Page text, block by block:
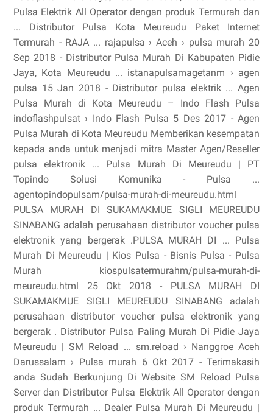
Pulsa Elektrik All Operator dengan produk Termurah dan
... Distributor Pulsa Kota Meureudu Paket Internet
Termurah - RAJA ... rajapulsa › Aceh › pulsa murah 20
Sep 2018 - Distributor Pulsa Murah Di Kabupaten Pidie
Jaya, Kota Meureudu ... istanapulsamagetanm › agen
pulsa 15 Jan 2018 - Distributor pulsa elektrik ... Agen
Pulsa Murah di Kota Meureudu – Indo Flash Pulsa
indoflashpulsat › Indo Flash Pulsa 5 Des 2017 - Agen
Pulsa Murah di Kota Meureudu Memberikan kesempatan
kepada anda untuk menjadi mitra Master Agen/Reseller
pulsa elektronik ... Pulsa Murah Di Meureudu | PT
Topindo Solusi Komunika - Pulsa ...
agentopindopulsam/pulsa-murah-di-meureudu.html
PULSA MURAH DI SUKAMAKMUE SIGLI MEUREUDU
SINABANG adalah perusahaan distributor voucher pulsa
elektronik yang bergerak .PULSA MURAH DI ... Pulsa
Murah Di Meureudu | Kios Pulsa - Bisnis Pulsa - Pulsa
Murah kiospulsatermurahm/pulsa-murah-di-
meureudu.html 25 Okt 2018 - PULSA MURAH DI
SUKAMAKMUE SIGLI MEUREUDU SINABANG adalah
perusahaan distributor voucher pulsa elektronik yang
bergerak . Distributor Pulsa Paling Murah Di Pidie Jaya
Meureudu | SM Reload ... sm.reload › Nanggroe Aceh
Darussalam › Pulsa murah 6 Okt 2017 - Terimakasih
anda Sudah Berkunjung Di Website SM Reload Pulsa
Server dan Distributor Pulsa Elektrik All Operator dengan
produk Termurah ... Dealer Pulsa Murah Di Meureudu |